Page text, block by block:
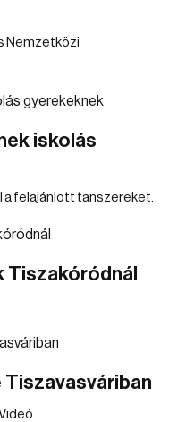
Nemzetközi
iskolás
a felajánlott tanszereket.
Tiszakóródnál
Tiszavasváriban